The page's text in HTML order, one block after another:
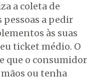
a coleta de
a pedir
às suas
ticket médio. O
que o consumidor
ou tenha